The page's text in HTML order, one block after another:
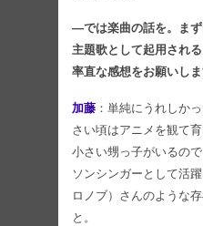
―では楽曲の話を。ま
主題歌として起用され
率直な感想をお願いしま
加藤 ：単純にうれしか
さい頃はアニメを観て
小さい甥っ子がいるの
ソンシンガーとして活
ロノブ）さんのような
と。